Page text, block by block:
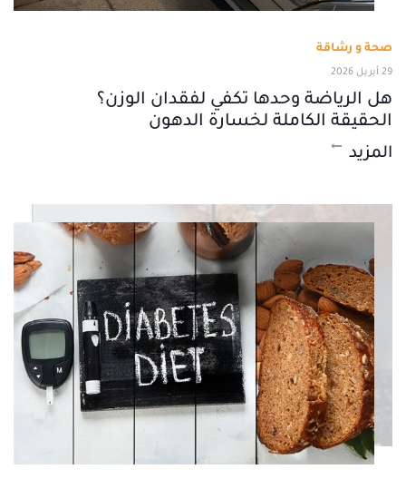
صحة و رشاقة
29 أبريل 2026
هل الرياضة وحدها تكفي لفقدان الوزن؟
الحقيقة الكاملة لخسارة الدهون
المزيد